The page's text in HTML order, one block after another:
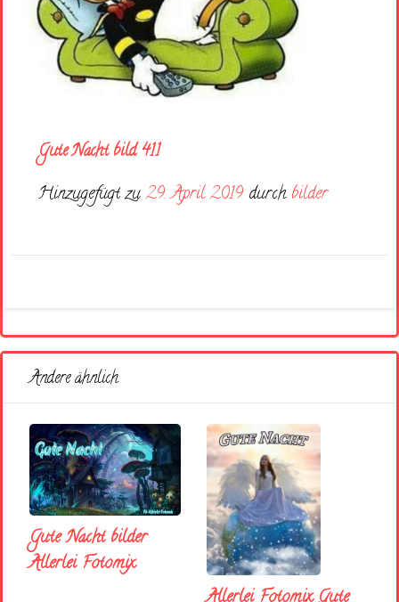
Gute Nacht bild 411
Hinzugefügt zu29. April 2019 durch bilder
Andere ähnlich
Gute Nacht bilder
Allerlei Fotomix